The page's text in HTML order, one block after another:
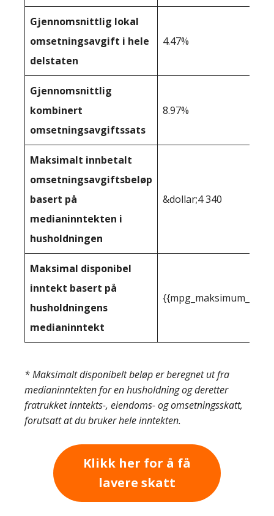
Gjennomsnittlig lokal
omsetningsavgift i hele
delstaten
4.47%
Gjennomsnittlig
kombinert
omsetningsavgiftssats
8.97%
Maksimalt innbetalt
omsetningsavgiftsbeløp
basert på
medianinntekten i
husholdningen
&dollar;4 340
Maksimal disponibel
inntekt basert på
husholdningens
medianinntekt
* Maksimalt disponibelt beløp er beregnet ut fra
medianinntekten for en husholdning og deretter
fratrukket inntekts-, eiendoms- og omsetningsskatt,
forutsatt at du bruker hele inntekten.
Klikk her for å få
lavere skatt